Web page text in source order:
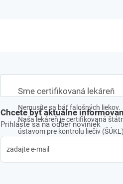
Sme certifikovaná lekáreň
Nemusíte sa báť falošných liekov.
Naša lekáreň je certifikovaná
ústavom pre kontrolu liečiv (ŠÚKL)
Chcete byť aktuálne
Prihláste sa na odber noviniek